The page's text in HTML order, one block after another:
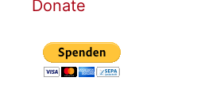
Donate